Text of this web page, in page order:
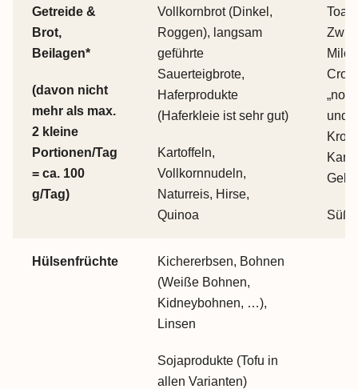
Getreide &
Brot,
Beilagen*
(davon nicht
mehr als max.
2 kleine
Portionen/Tag
= ca. 100
g/Tag)
Vollkornbrot (Dinkel,
Roggen), langsam
geführte
Sauerteigbrote,
Haferprodukte
(Haferkleie ist sehr gut)
Kartoffeln,
Vollkornnudeln,
Naturreis, Hirse,
Quinoa
und
Hülsenfrüchte
Kichererbsen, Bohnen
(Weiße Bohnen,
Kidneybohnen, …),
Linsen
Sojaprodukte (Tofu in
allen Varianten)